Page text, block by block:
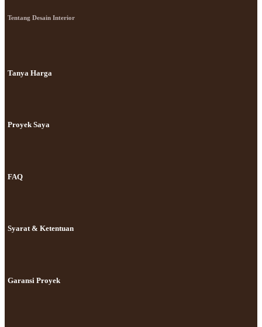
Tentang Desain Interior
Tanya Harga
Proyek Saya
FAQ
Syarat & Ketentuan
Garansi Proyek